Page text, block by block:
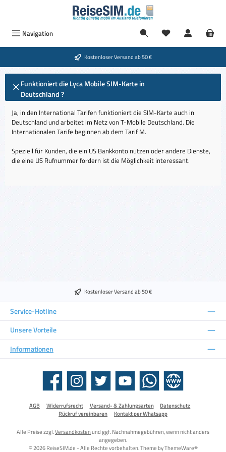
Zum Hauptinhalt springen
Navigation
Kostenloser Versand ab 50 €
Funktioniert die Lyca Mobile SIM-Karte in
Deutschland ?
Ja, in den International Tarifen funktioniert die SIM-Karte auch in
Deutschland und arbeitet im Netz von T-Mobile Deutschland. Die
Internationalen Tarife beginnen ab dem Tarif M.
Speziell für Kunden, die ein US Bankkonto nutzen oder andere Dienste,
die eine US Rufnummer fordern ist die Möglichkeit interessant.
Kostenloser Versand ab 50 €
Service-Hotline
Unsere Vorteile
Informationen
Facebook Instagram Twitter YouTube WhatsApp Website
AGB Widerrufsrecht Versand- & Zahlungsarten
Datenschutz
Rückruf vereinbaren
Kontakt per Whatsapp
Alle Preise zzgl.Versandkostenund ggf. Nachnahmegebühren, wenn nicht anders
angegeben.
© 2026 ReiseSIM.de - Alle Rechte vorbehalten. Theme byThemeWare®